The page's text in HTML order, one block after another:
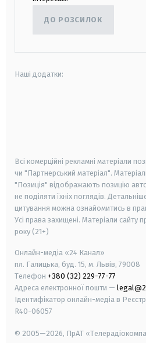
ДО РОЗСИЛОК
Наші додатки:
Всі комерційні рекламні матеріали
чи "Партнерський матеріал".
"Позиція" відображають позицію
не поділяти їхніх поглядів.
цитування можна ознайомитись в
Усі права захищені. Матеріали сайту
року (21+)
Онлайн-медіа «24 Канал»
пл. Галицька, буд. 15, м. Львів, 79008
Телефон +380 (32) 229-77-77
Адреса електронної пошти —
Ідентифікатор онлайн-медіа в
R40-06057
© 2005—2026, ПрАТ